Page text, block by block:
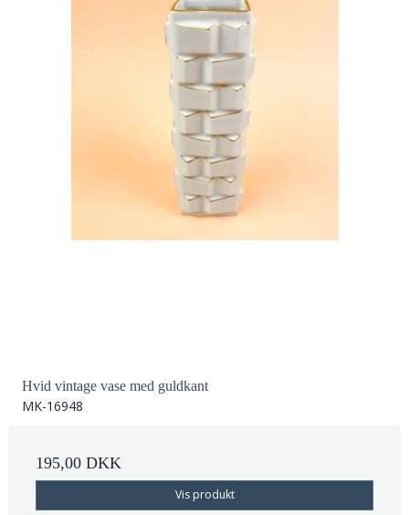
Hvid vintage vase med guldkant
MK-16948
195,00 DKK
Vis produkt